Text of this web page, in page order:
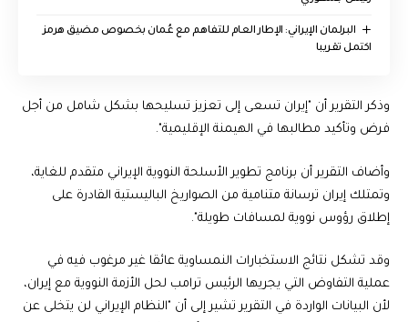
البرلمان الإيراني: الإطار العام للتفاهم مع عُمان بخصوص مضيق هرمز
اكتمل تقريبا
وذكر التقرير أن "إيران تسعى إلى تعزيز تسليحها بشكل شامل من أجل
فرض وتأكيد مطالبها في الهيمنة الإقليمية".
وأضاف التقرير أن برنامج تطوير الأسلحة النووية الإيراني متقدم للغاية،
وتمتلك إيران ترسانة متنامية من الصواريخ الباليستية القادرة على
إطلاق رؤوس نووية لمسافات طويلة".
وقد تشكل نتائج الاستخبارات النمساوية عائقا غير مرغوب فيه في
عملية التفاوض التي يجريها الرئيس ترامب لحل الأزمة النووية مع إيران،
لأن البيانات الواردة في التقرير تشير إلى أن "النظام الإيراني لن يتخلى عن